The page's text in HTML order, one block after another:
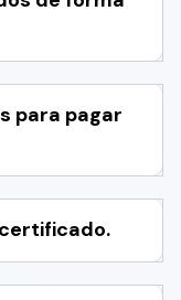
para pagar